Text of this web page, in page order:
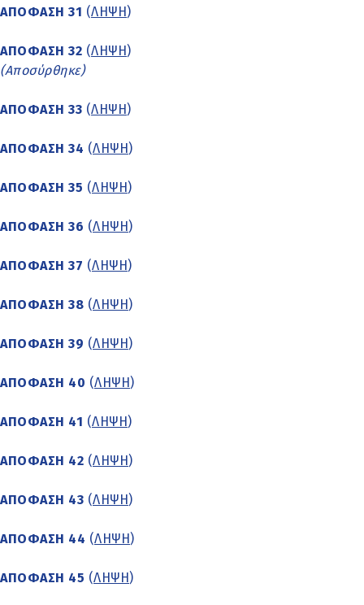
ΑΠΟΦΑΣΗ 31 (ΛΗΨΗ )
ΑΠΟΦΑΣΗ 32 (ΛΗΨΗ )
(Αποσύρθηκε)
ΑΠΟΦΑΣΗ 33 (ΛΗΨΗ )
ΑΠΟΦΑΣΗ 34 (ΛΗΨΗ )
ΑΠΟΦΑΣΗ 35 (ΛΗΨΗ )
ΑΠΟΦΑΣΗ 36 (ΛΗΨΗ )
ΑΠΟΦΑΣΗ 37 (ΛΗΨΗ )
ΑΠΟΦΑΣΗ 38 (ΛΗΨΗ )
ΑΠΟΦΑΣΗ 39 (ΛΗΨΗ )
ΑΠΟΦΑΣΗ 40 (ΛΗΨΗ )
ΑΠΟΦΑΣΗ 41 (ΛΗΨΗ )
ΑΠΟΦΑΣΗ 42 (ΛΗΨΗ )
ΑΠΟΦΑΣΗ 43 (ΛΗΨΗ )
ΑΠΟΦΑΣΗ 44 (ΛΗΨΗ )
ΑΠΟΦΑΣΗ 45 (ΛΗΨΗ )